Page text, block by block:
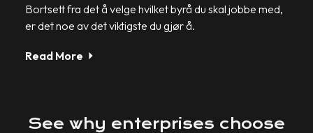
Bortsett fra det å velge hvilket byrå du skal jobbe med,
er det noe av det viktigste du gjør å.
Read More
See why enterprises choose